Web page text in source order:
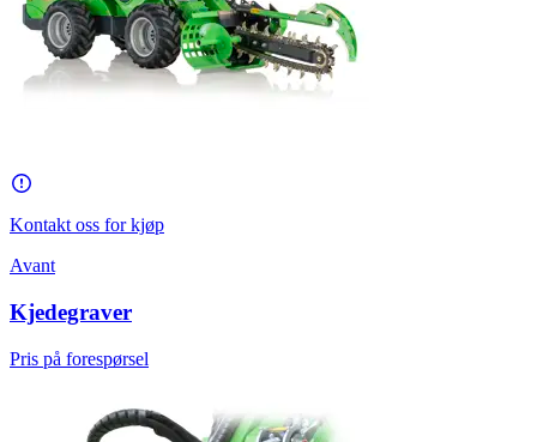
Kontakt oss for kjøp
Avant
Kjedegraver
Pris på forespørsel